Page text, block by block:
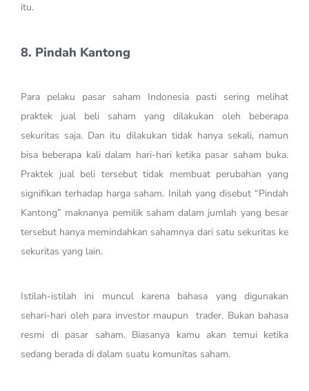
itu.
8. Pindah Kantong
Para pelaku pasar saham Indonesia pasti sering melihat
praktek jual beli saham yang dilakukan oleh beberapa
sekuritas saja. Dan itu dilakukan tidak hanya sekali, namun
bisa beberapa kali dalam hari-hari ketika pasar saham buka.
Praktek jual beli tersebut tidak membuat perubahan yang
signifikan terhadap harga saham. Inilah yang disebut “Pindah
Kantong” maknanya pemilik saham dalam jumlah yang besar
tersebut hanya memindahkan sahamnya dari satu sekuritas ke
sekuritas yang lain.
Istilah-istilah ini muncul karena bahasa yang digunakan
sehari-hari oleh para investor maupun trader. Bukan bahasa
resmi di pasar saham. Biasanya kamu akan temui ketika
sedang berada di dalam suatu komunitas saham.